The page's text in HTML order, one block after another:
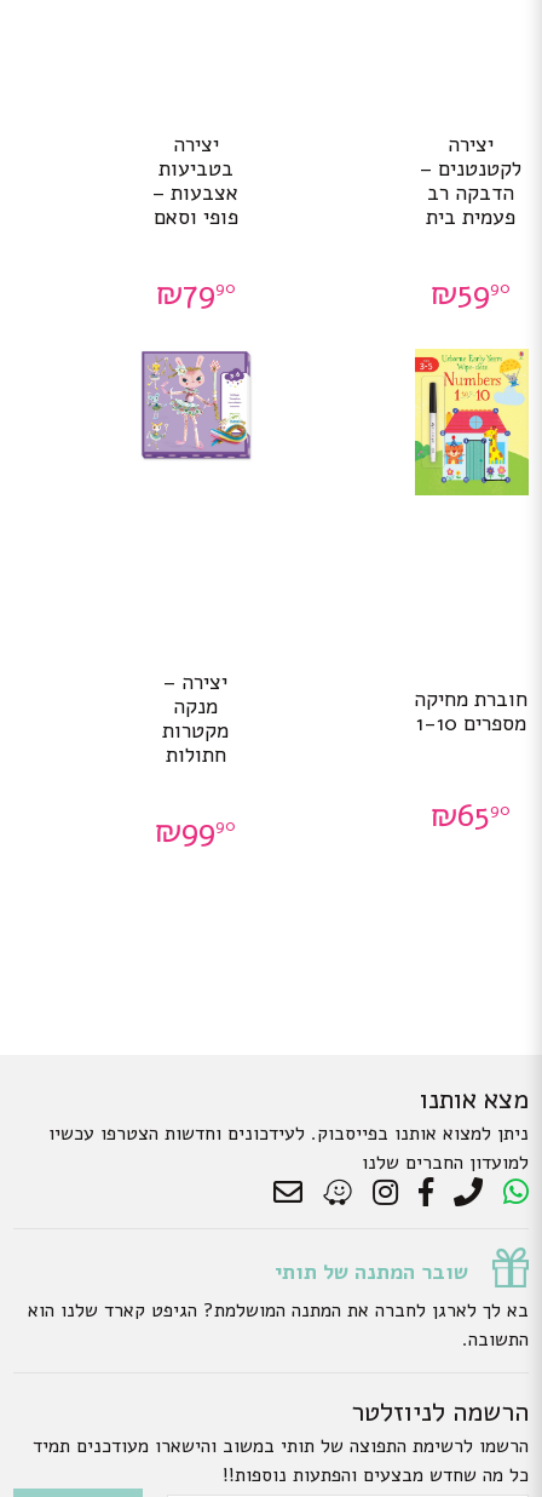
יצירה
לקטנטנים –
הדבקה רב
פעמית בית
₪5990
יצירה
בטביעות
אצבעות –
פופי וסאם
₪7990
חוברת מחיקה
מספרים 1-10
₪6590
יצירה –
מנקה
מקטרות
חתולות
₪9990
מצא אותנו
ניתן למצוא אותנו בפייסבוק. לעידכונים וחדשות הצטרפו עכשיו
למועדון החברים שלנו
שובר המתנה של תותי
בא לך לארגן לחברה את המתנה המושלמת? הגיפט קארד שלנו הוא
התשובה.
הרשמה לניוזלטר
הרשמו לרשימת התפוצה של תותי במשוב והישארו מעודכנים תמיד
כל מה שחדש מבצעים והפתעות נוספות!!